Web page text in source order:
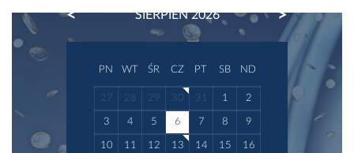
SIERPIEŃ 2026
PREVIOUS NEXT
PN WT ŚR CZ PT SB ND
27 28 29 30 31 1 2
3 4 5 6 7 8 9
10 11 12 13 14 15 16